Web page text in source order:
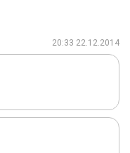
20:33 22.12.2014